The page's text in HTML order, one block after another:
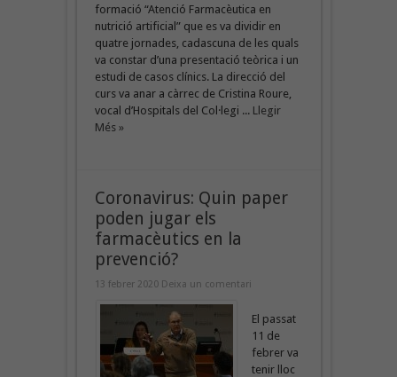
formació “Atenció Farmacèutica en
nutrició artificial” que es va dividir en
quatre jornades, cadascuna de les quals
va constar d’una presentació teòrica i un
estudi de casos clínics. La direcció del
curs va anar a càrrec de Cristina Roure,
vocal d’Hospitals del Col·legi ... Llegir
Més »
Coronavirus: Quin paper
poden jugar els
farmacèutics en la
prevenció?
13 febrer 2020 Deixa un comentari
El passat
11 de
febrer va
tenir lloc